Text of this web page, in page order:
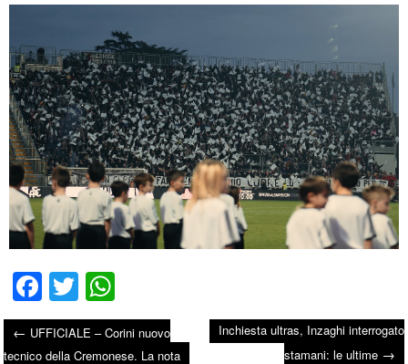
Fa
ce
bo
T
wi
tte
ha
ts
← UFFICIALE – Corini nuovo
tecnico della Cremonese. La nota
Inchiesta ultras, Inzaghi interrogato
stamani: le ultime →